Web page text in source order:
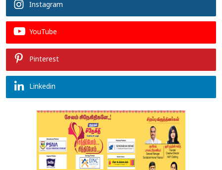
Instagram
YouTube
Pinterest
Linkedin